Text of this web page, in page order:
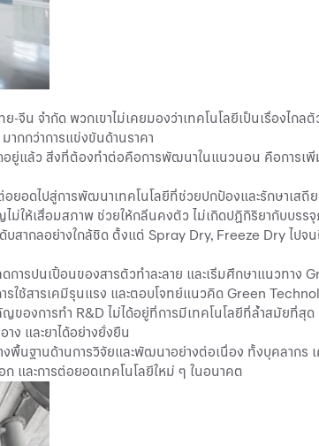
น จำกัด พวกเขาไม่เคยมองว่าเทคโนโลยีเป็นเรื่องไก
กกว่าการแข่งขันด้านราคา
อยู่แล้ว สิ่งที่ต้องทำต่อคือการพัฒนาในแนวนอน คือการ
อดไปสู่การพัฒนาเทคโนโลยีที่ช่วยปกป้องและรักษาเสถี
ให้เสื่อมสภาพ ช่วยให้กลิ่นคงตัว ไม่เกิดปฏิกิริยากับบร
สากลอย่างใกล้ชิด ตั้งแต่ Spray Dry, Freeze Dry ไป
ารปนเปื้อนของสารตัวทำละลาย และเริ่มศึกษาแนวทา
ใช้สารเคมีรุนแรง และตอบโจทย์แนวคิด Green
องการทำ R&D ไม่ได้อยู่ที่การมีเทคโนโลยีที่ล้ำสมัยที่สุ
ง และยาได้อย่างยั่งยืน
พื้นฐานด้านการวิจัยและพัฒนาอย่างต่อเนื่อง ทั้งบุคลากร
และการต่อยอดเทคโนโลยีใหม่ ๆ ในอนาคต